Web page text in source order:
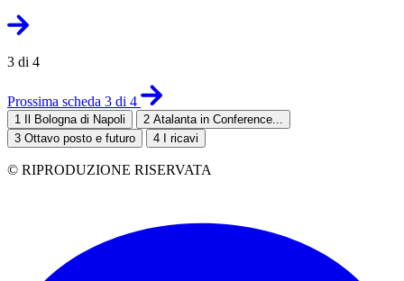
3 di 4
Prossima scheda 3 di 4
1 Il Bologna di Napoli 2 Atalanta in Conference...
3 Ottavo posto e futuro 4 I ricavi
© RIPRODUZIONE RISERVATA